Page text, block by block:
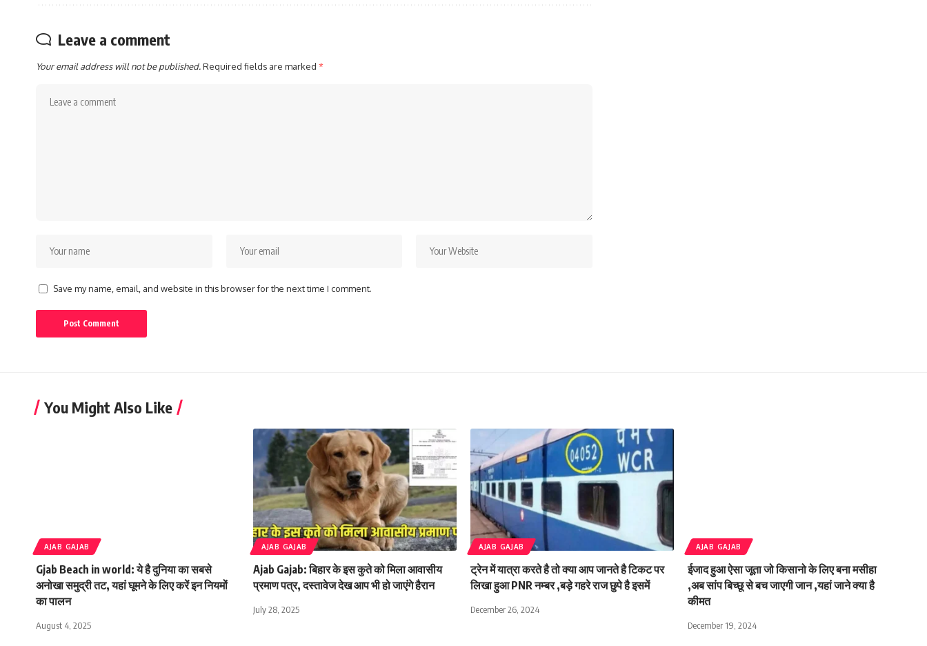
Leave a comment
Your email address will not be published.Required fields are marked *
Save my name, email, and website in this browser for the next time I comment.
You Might Also Like
AJAB GAJAB
Gjab Beach in world: ये है दुनिया का सबसे
अनोखा समुद्री तट, यहां घूमने के लिए करें इन नियमों
का पालन
August 4, 2025
AJAB GAJAB
Ajab Gajab: बिहार के इस कुते को मिला आवासीय
प्रमाण पत्र, दस्तावेज देख आप भी हो जाएंगे हैरान
July 28, 2025
AJAB GAJAB
ट्रेन में यात्रा करते है तो क्या आप जानते है टिकट पर
लिखा हुआ PNR नम्बर ,बड़े गहरे राज छुपे है इसमें
December 26, 2024
AJAB GAJAB
ईजाद हुआ ऐसा जूता जो किसानो के लिए बना मसीहा
,अब सांप बिच्छू से बच जाएगी जान ,यहां जाने क्या है
कीमत
December 19, 2024